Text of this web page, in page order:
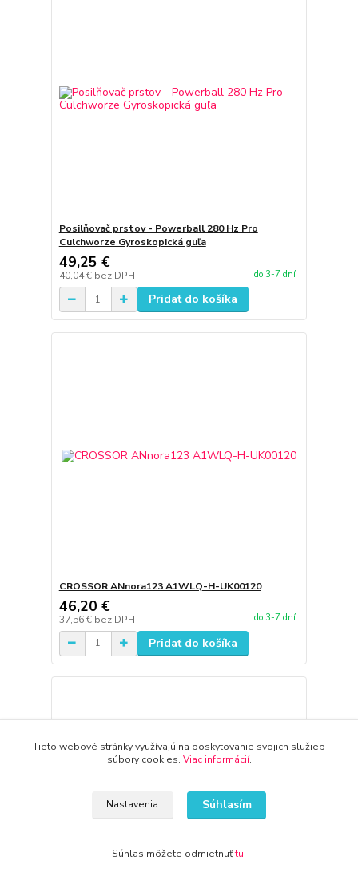
Posilňovač prstov - Powerball 280 Hz Pro
Culchworze Gyroskopická guľa
49,25 €
40,04 € bez DPH do 3-7 dní
Pridať do košíka
CROSSOR ANnora123 A1WLQ-H-UK00120
46,20 €
37,56 € bez DPH do 3-7 dní
Pridať do košíka
Tieto webové stránky využívajú na poskytovanie svojich služieb
súbory cookies. Viac informácií.
Nastavenia Súhlasím
Súhlas môžete odmietnuťtu.